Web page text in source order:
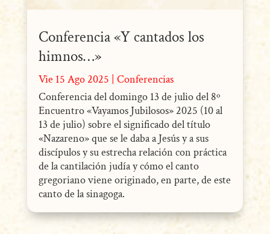
Conferencia «Y cantados los
himnos…»
Vie 15 Ago 2025
Conferencias
Conferencia del domingo 13 de julio del 8º
Encuentro «Vayamos Jubilosos» 2025 (10 al
13 de julio) sobre el significado del título
«Nazareno» que se le daba a Jesús y a sus
discípulos y su estrecha relación con práctica
de la cantilación judía y cómo el canto
gregoriano viene originado, en parte, de este
canto de la sinagoga.